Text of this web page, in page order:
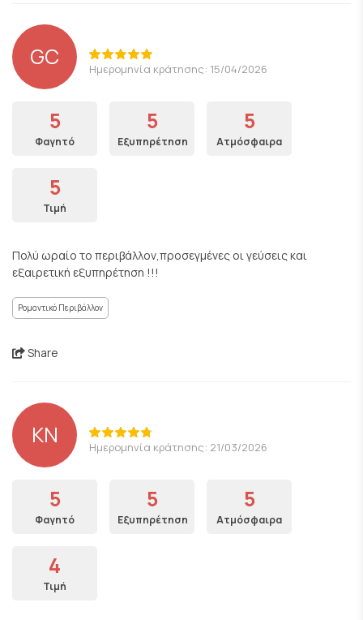
GC Ημερομηνία κράτησης: 15/04/2026
5
Φαγητό
5
Εξυπηρέτηση
5
Ατμόσφαιρα
5
Τιμή
Πολύ ωραίο το περιβάλλον,προσεγμένες οι γεύσεις και
εξαιρετική εξυπηρέτηση !!!
Ρομαντικό Περιβάλλον
Share
KN Ημερομηνία κράτησης: 21/03/2026
5
Φαγητό
5
Εξυπηρέτηση
5
Ατμόσφαιρα
4
Τιμή